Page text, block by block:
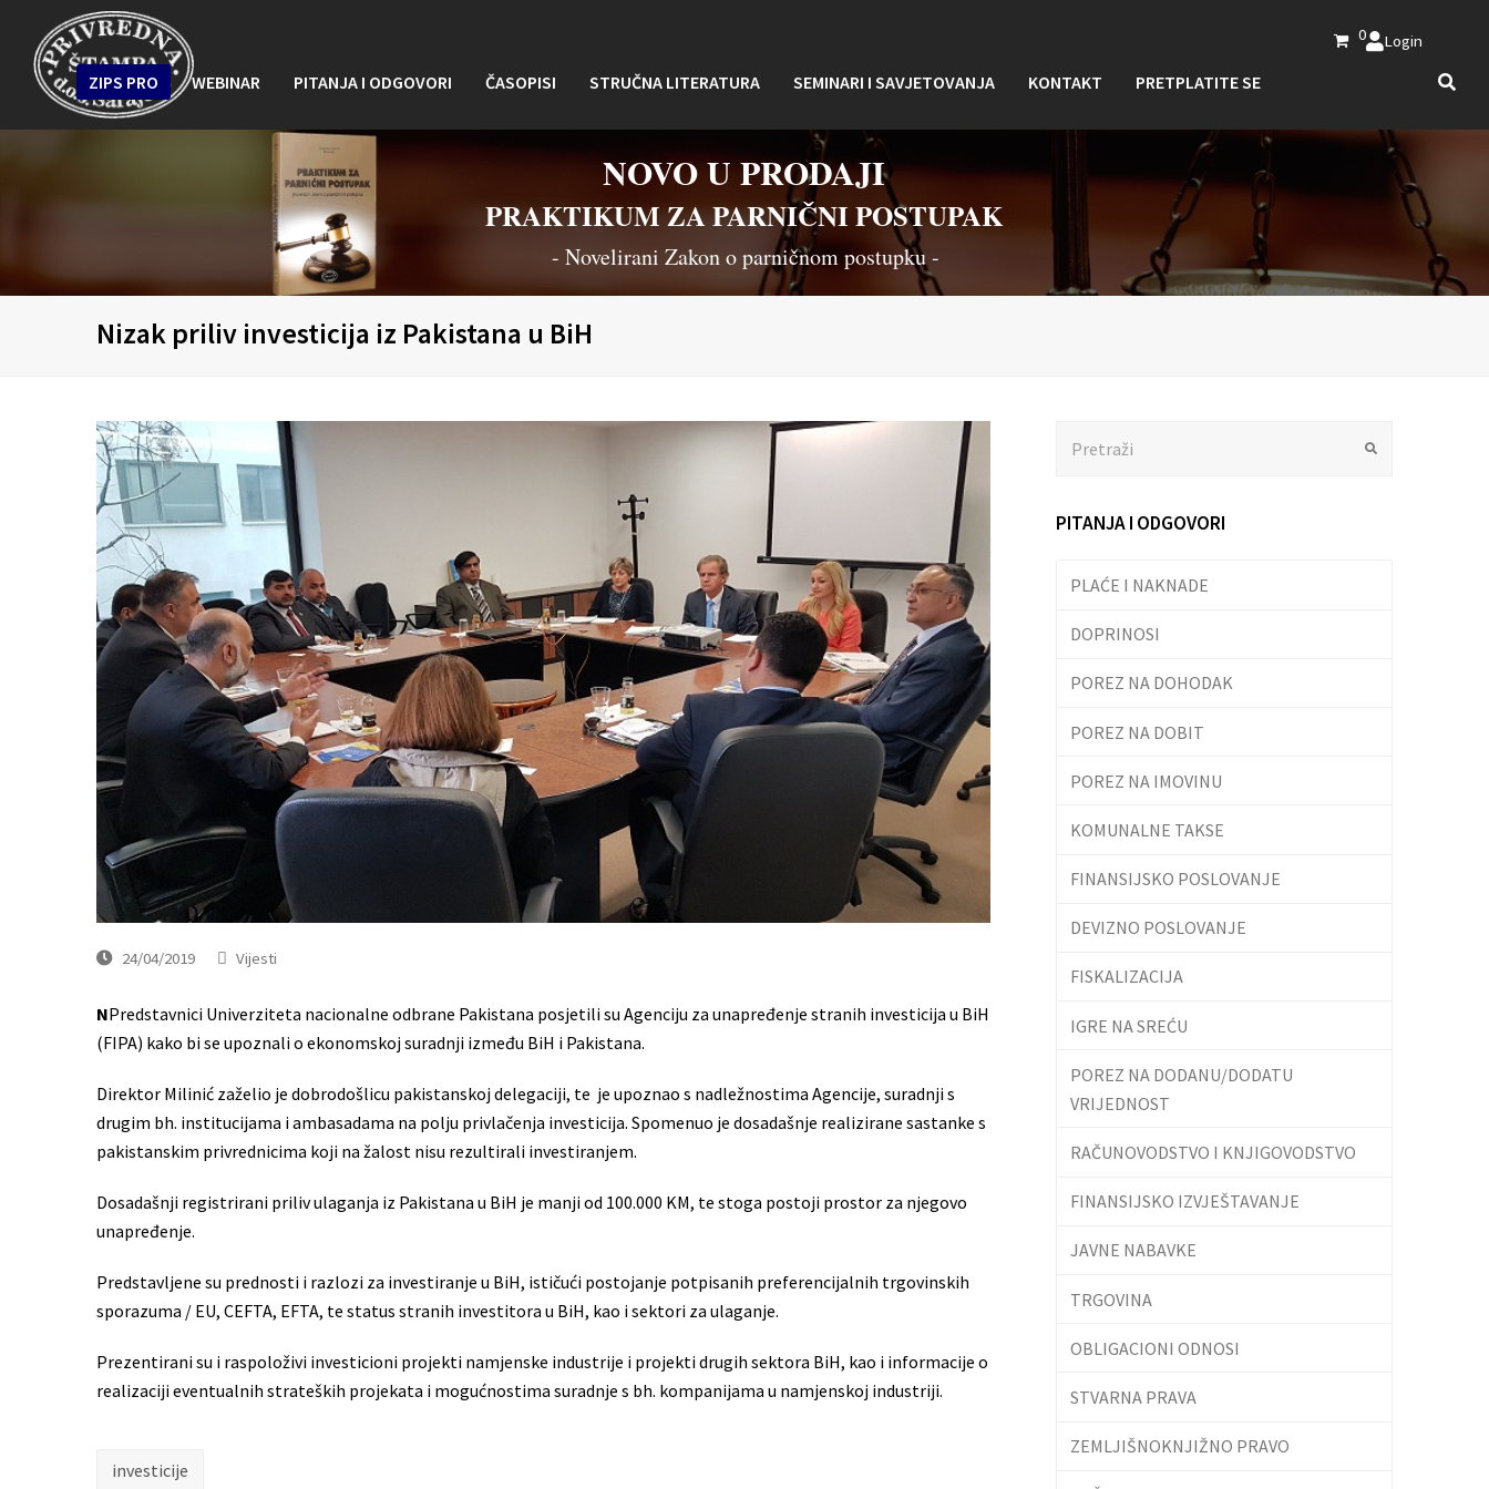
0 Login
ZIPS PRO WEBINAR PITANJA I ODGOVORI ČASOPISI STRUČNA LITERATURA SEMINARI I SAVJETOVANJA KONTAKT PRETPLATITE SE
NOVO U PRODAJI
PRAKTIKUM ZA PARNIČNI POSTUPAK
- Novelirani Zakon o parničnom postupku -
Nizak priliv investicija iz Pakistana u BiH
24/04/2019 Vijesti
NPredstavnici Univerziteta nacionalne odbrane Pakistana posjetili su Agenciju za unapređenje stranih investicija u BiH
(FIPA) kako bi se upoznali o ekonomskoj suradnji između BiH i Pakistana.
Direktor Milinić zaželio je dobrodošlicu pakistanskoj delegaciji, te je upoznao s nadležnostima Agencije, suradnji s
drugim bh. institucijama i ambasadama na polju privlačenja investicija. Spomenuo je dosadašnje realizirane sastanke s
pakistanskim privrednicima koji na žalost nisu rezultirali investiranjem.
Dosadašnji registrirani priliv ulaganja iz Pakistana u BiH je manji od 100.000 KM, te stoga postoji prostor za njegovo
unapređenje.
Predstavljene su prednosti i razlozi za investiranje u BiH, ističući postojanje potpisanih preferencijalnih trgovinskih
sporazuma / EU, CEFTA, EFTA, te status stranih investitora u BiH, kao i sektori za ulaganje.
Prezentirani su i raspoloživi investicioni projekti namjenske industrije i projekti drugih sektora BiH, kao i informacije o
realizaciji eventualnih strateških projekata i mogućnostima suradnje s bh. kompanijama u namjenskoj industriji.
investicije
PITANJA I ODGOVORI
PLAĆE I NAKNADE
DOPRINOSI
POREZ NA DOHODAK
POREZ NA DOBIT
POREZ NA IMOVINU
KOMUNALNE TAKSE
FINANSIJSKO POSLOVANJE
DEVIZNO POSLOVANJE
FISKALIZACIJA
IGRE NA SREĆU
POREZ NA DODANU/DODATU
VRIJEDNOST
RAČUNOVODSTVO I KNJIGOVODSTVO
FINANSIJSKO IZVJEŠTAVANJE
JAVNE NABAVKE
TRGOVINA
OBLIGACIONI ODNOSI
STVARNA PRAVA
ZEMLJIŠNOKNJIŽNO PRAVO